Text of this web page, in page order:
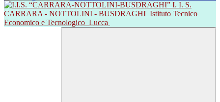
I. I. S.
CARRARA - NOTTOLINI - BUSDRAGHI Istituto Tecnico
Economico e Tecnologico Lucca